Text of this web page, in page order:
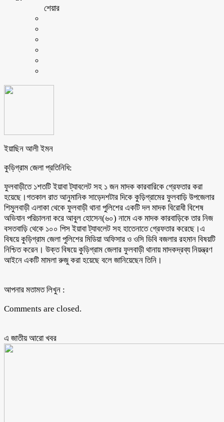
শেয়ার
ইয়াছিন আলী ইমন
কুড়িগ্রাম জেলা প্রতিনিধি:
ফুলবাড়ীতে ১শতটি ইয়াবা ট্যাবলেট সহ ১ জন মাদক কারবারিকে গ্রেফতার করা
হয়েছে।গতকাল রাত আনুমানিক সাড়েদশটার দিকে কুড়িগ্রামের ফুলবাড়ি উপজেলার
শিমুলবাড়ী এলাকা থেকে ফুলবাড়ী থানা পুলিশের একটি দল মাদক বিরোধী বিশেষ
অভিযান পরিচালনা করে আবুল হোসেন(৬০) নামে এক মাদক কারবাড়িকে তার নিজ
বসতবাড়ি থেকে ১০০ পিস ইয়াবা ট্যাবলেট সহ হাতেনাতে গ্রেফতার করেছে।এ
বিষয়ে কুড়িগ্রাম জেলা পুলিশের মিডিয়া অফিসার ও ওসি ডিবি বজলার রহমান বিষয়টি
নিশ্চিত করেন। উক্ত বিষয়ে কুড়িগ্রাম জেলার ফুলবাড়ী থানায় মাদকদ্রব্য নিয়ন্ত্রণ
আইনে একটি মামলা রুজু করা হয়েছে বলে জানিয়েছেন তিনি।
আপনার মতামত লিখুন :
Comments are closed.
এ জাতীয় আরো ‍খবর